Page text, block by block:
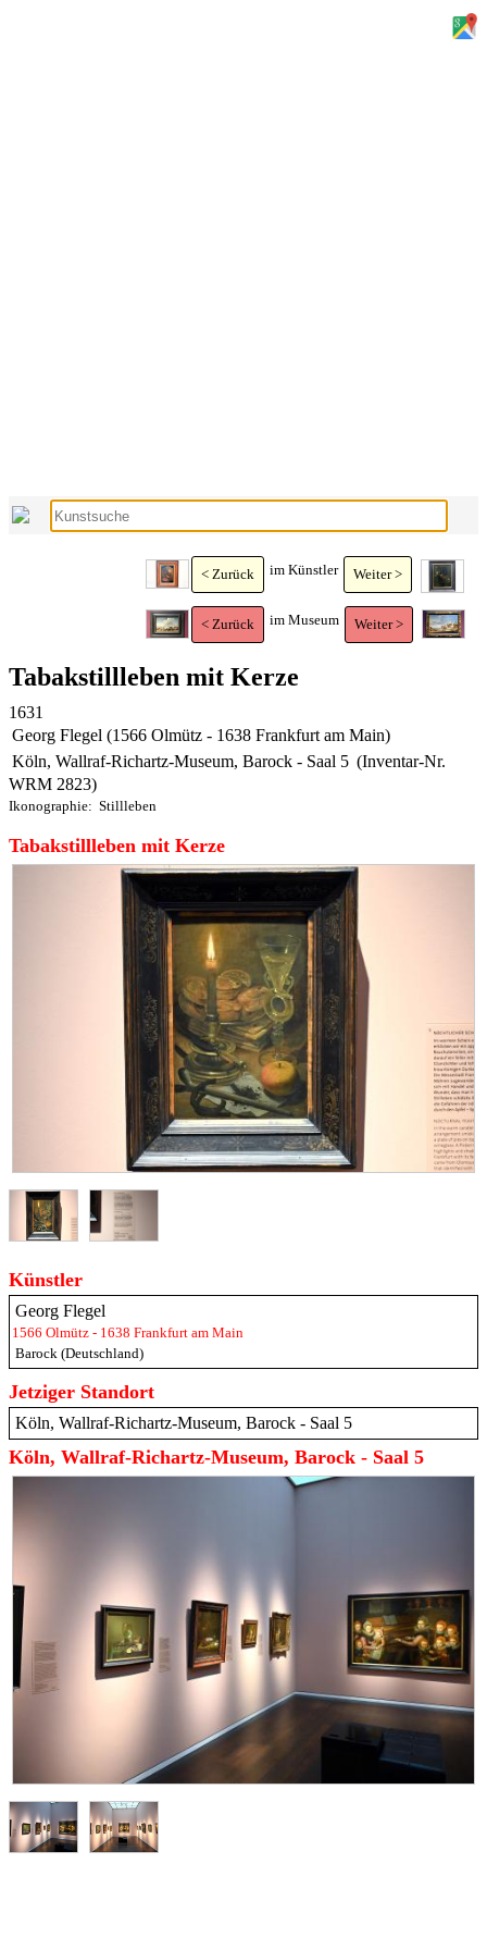
< Zurück im Künstler Weiter >
< Zurück im Museum Weiter >
Tabakstillleben mit Kerze
1631
Georg Flegel (1566 Olmütz - 1638 Frankfurt am Main)
Köln, Wallraf-Richartz-Museum, Barock - Saal 5 (Inventar-Nr.
WRM 2823)
Ikonographie: Stillleben
Tabakstillleben mit Kerze
Künstler
Georg Flegel
1566 Olmütz - 1638 Frankfurt am Main
Barock (Deutschland)
Jetziger Standort
Köln, Wallraf-Richartz-Museum, Barock - Saal 5
Köln, Wallraf-Richartz-Museum, Barock - Saal 5